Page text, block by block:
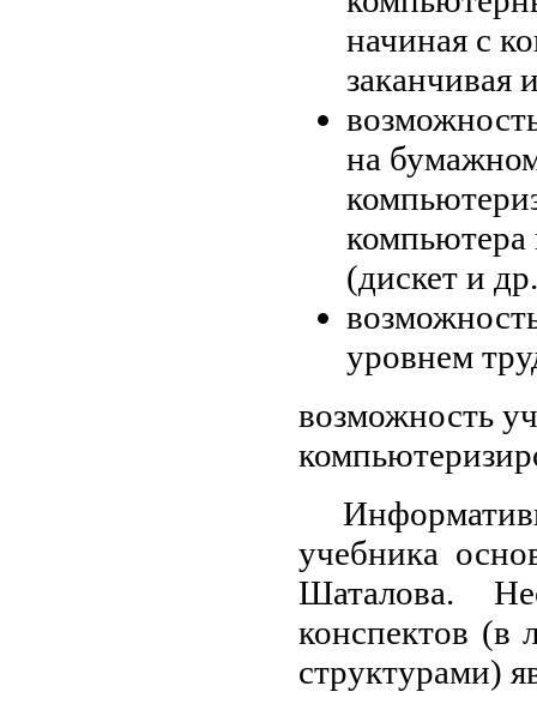
начиная с
заканчивая
на
компьютера
(дискет и
уровнем
возможность
учебника
Шаталова.
конспектов (в
структурами)